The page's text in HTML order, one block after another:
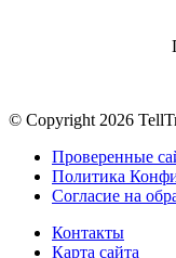
© Copyright 2026
Проверенные
Политика
Согласие на
Контакты
Карта сайта